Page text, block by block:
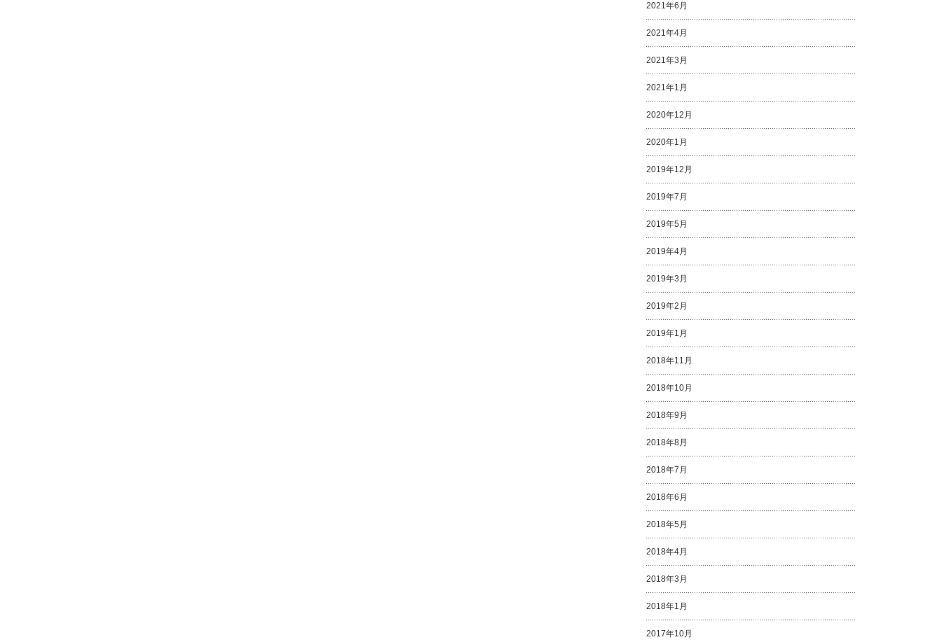
2021年6月
2021年4月
2021年3月
2021年1月
2020年12月
2020年1月
2019年12月
2019年7月
2019年5月
2019年4月
2019年3月
2019年2月
2019年1月
2018年11月
2018年10月
2018年9月
2018年8月
2018年7月
2018年6月
2018年5月
2018年4月
2018年3月
2018年1月
2017年10月